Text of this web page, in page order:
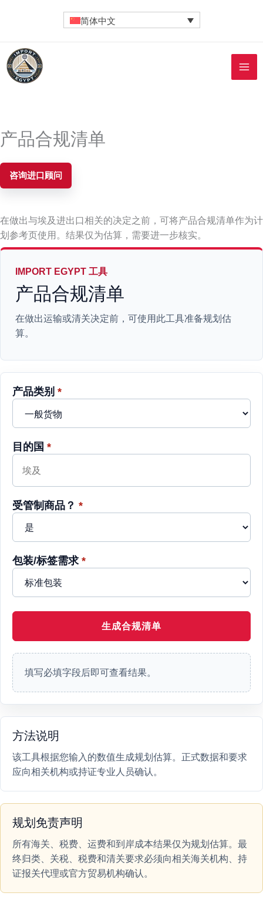
简体中文
产品合规清单
咨询进口顾问
在做出与埃及进出口相关的决定之前，可将产品合规清单作为计
划参考页使用。结果仅为估算，需要进一步核实。
IMPORT EGYPT 工具
产品合规清单
在做出运输或清关决定前，可使用此工具准备规划估
算。
产品类别 *
目的国 *
受管制商品？ *
包装/标签需求 *
生成合规清单
填写必填字段后即可查看结果。
方法说明
该工具根据您输入的数值生成规划估算。正式数据和要求
应向相关机构或持证专业人员确认。
规划免责声明
所有海关、税费、运费和到岸成本结果仅为规划估算。最
终归类、关税、税费和清关要求必须向相关海关机构、持
证报关代理或官方贸易机构确认。